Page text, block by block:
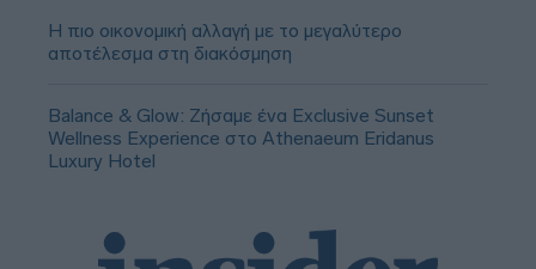
Η πιο οικονομική αλλαγή με το μεγαλύτερο
αποτέλεσμα στη διακόσμηση
Balance & Glow: Ζήσαμε ένα Exclusive Sunset
Wellness Experience στο Athenaeum Eridanus
Luxury Hotel